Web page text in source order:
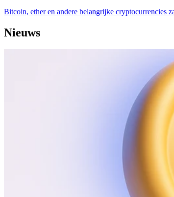
Bitcoin, ether en andere belangrijke cryptocurrencies
Nieuws